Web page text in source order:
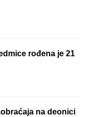
rođena je 21
na deonici